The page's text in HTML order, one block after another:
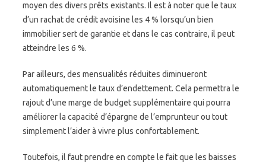
moyen des divers prêts existants. Il est à noter que le taux
d’un rachat de crédit avoisine les 4 % lorsqu’un bien
immobilier sert de garantie et dans le cas contraire, il peut
atteindre les 6 %.
Par ailleurs, des mensualités réduites diminueront
automatiquement le taux d’endettement. Cela permettra le
rajout d’une marge de budget supplémentaire qui pourra
améliorer la capacité d’épargne de l’emprunteur ou tout
simplement l’aider à vivre plus confortablement.
Toutefois, il faut prendre en compte le fait que les baisses